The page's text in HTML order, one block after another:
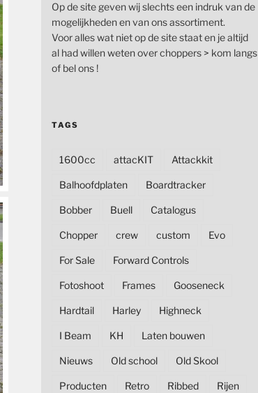
Op de site geven wij slechts een indruk van de
mogelijkheden en van ons assortiment.
Voor alles wat niet op de site staat en je altijd
al had willen weten over choppers > kom langs
of bel ons !
TAGS
1600cc attacKIT Attackkit
Balhoofdplaten Boardtracker
Bobber Buell Catalogus
Chopper crew custom Evo
For Sale Forward Controls
Fotoshoot Frames Gooseneck
Hardtail Harley Highneck
I Beam KH Laten bouwen
Nieuws Old school Old Skool
Producten Retro Ribbed Rijen